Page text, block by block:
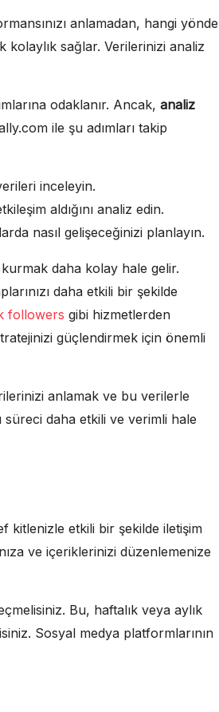
anlamadan, hangi yönde
sağlar. Verilerinizi analiz
odaklanır. Ancak, analiz
ile şu adımları takip
inceleyin.
aldığını analiz edin.
nasıl gelişeceğinizi planlayın.
daha kolay hale gelir.
daha etkili bir şekilde
followers gibi hizmetlerden
güçlendirmek için önemli
anlamak ve bu verilerle
süreci daha etkili ve verimli hale
kitlenizle etkili bir şekilde iletişim
ve içeriklerinizi düzenlemenize
Bu, haftalık veya aylık
Sosyal medya platformlarının